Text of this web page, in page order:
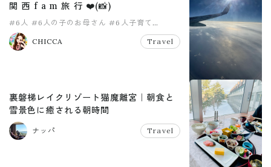
関 西 f a m 旅 行 ❤️(📸)
#6人 #6人の子のお母さん #6人子育て
#おかあさん
CHICCA
Travel
裏磐梯レイクリゾート猫魔離宮｜朝食と
雪景色に癒される朝時間
ナッパ Travel